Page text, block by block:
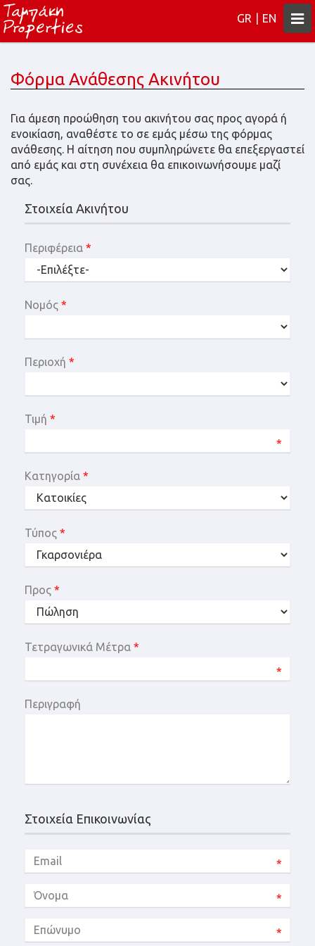
GR EN
Φόρμα Ανάθεσης Ακινήτου
Για άμεση προώθηση του ακινήτου σας προς αγορά ή
ενοικίαση, αναθέστε το σε εμάς μέσω της φόρμας
ανάθεσης. Η αίτηση που συμπληρώνετε θα επεξεργαστεί
από εμάς και στη συνέχεια θα επικοινωνήσουμε μαζί
σας.
Στοιχεία Ακινήτου
Περιφέρεια *
Νομός *
Περιοχή *
Τιμή *
*
Κατηγορία *
Τύπος *
Προς *
Τετραγωνικά Μέτρα *
*
Περιγραφή
Στοιχεία Επικοινωνίας
*
*
*